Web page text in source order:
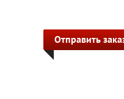
Отправить